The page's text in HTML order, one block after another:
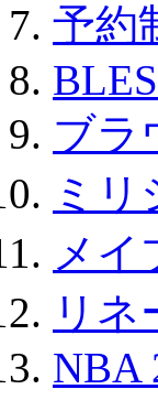
予約
ブラ
ミリ
メイ
リ
NBA